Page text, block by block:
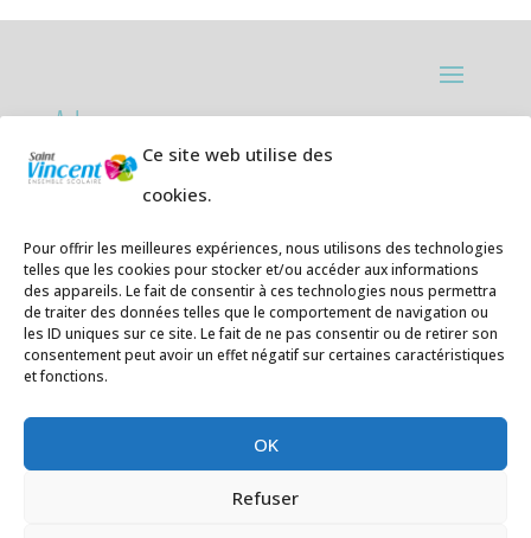
Ce site web utilise des
cookies.
Pour offrir les meilleures expériences, nous utilisons des technologies
telles que les cookies pour stocker et/ou accéder aux informations
des appareils. Le fait de consentir à ces technologies nous permettra
de traiter des données telles que le comportement de navigation ou
les ID uniques sur ce site. Le fait de ne pas consentir ou de retirer son
consentement peut avoir un effet négatif sur certaines caractéristiques
et fonctions.
OK
Refuser
Adresses:
Ecole primaire de la Plage,
Téléphone05 59 20 67 28
Collège Hendaye ville,1 rue de la
Libération 64700 Hendaye
Téléphone 05 59 48 89 00
E-mail:secretariat@saintvincent.eus